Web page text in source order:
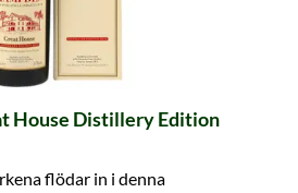
House Distillery Edition
flödar in i denna